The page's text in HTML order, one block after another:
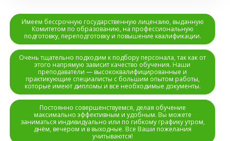
Имеем бессрочную государственную лицензию, выданную
Комитетом по образованию, на профессиональную
подготовку, переподготовку и повышение квалификации.
Очень тщательно подходим к подбору персонала, так как от
этого напрямую зависит качество обучения. Наши
преподаватели — высококвалифицированные и
практикующие специалисты с большим опытом работы,
которые имеют дипломы и все необходимые документы.
Постоянно совершенствуемся, делая обучение
максимально эффективным и удобным. Вы можете
заниматься индивидуально или по гибкому графику утром,
днём, вечером и в выходные. Все Ваши пожелания
учитываются!